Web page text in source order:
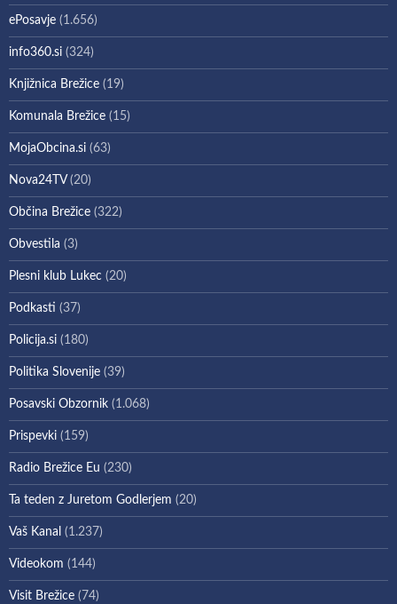
ePosavje (1.656)
info360.si (324)
Knjižnica Brežice (19)
Komunala Brežice (15)
MojaObcina.si (63)
Nova24TV(20)
Občina Brežice (322)
Obvestila (3)
Plesni klub Lukec (20)
Podkasti (37)
Policija.si (180)
Politika Slovenije (39)
Posavski Obzornik (1.068)
Prispevki (159)
Radio Brežice Eu (230)
Ta teden z Juretom Godlerjem (20)
Vaš Kanal (1.237)
Videokom (144)
Visit Brežice (74)